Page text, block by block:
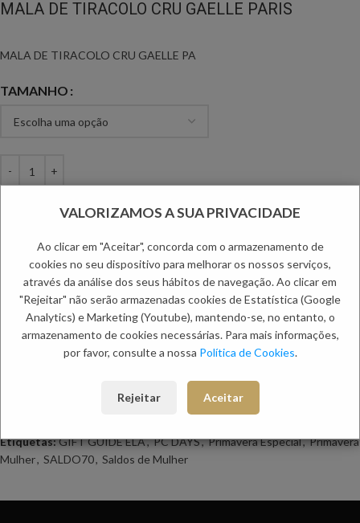
MALA DE TIRACOLO CRU GAELLE PARIS
MALA DE TIRACOLO CRU GAELLE PA
TAMANHO
Descrição
MALA DE TIRACOLO CRU GAELLE PARIS
Informação adicional
Etiquetas:GIFT GUIDE ELA, PC DAYS, Primavera Especial, Primavera
Mulher, SALDO70, Saldos de Mulher
VALORIZAMOS A SUA PRIVACIDADE
Ao clicar em "Aceitar", concorda com o armazenamento de
cookies no seu dispositivo para melhorar os nossos serviços,
através da análise dos seus hábitos de navegação. Ao clicar em
"Rejeitar" não serão armazenadas cookies de Estatística (Google
Analytics) e Marketing (Youtube), mantendo-se, no entanto, o
armazenamento de cookies necessárias. Para mais informações,
por favor, consulte a nossa Política de Cookies.
Rejeitar Aceitar